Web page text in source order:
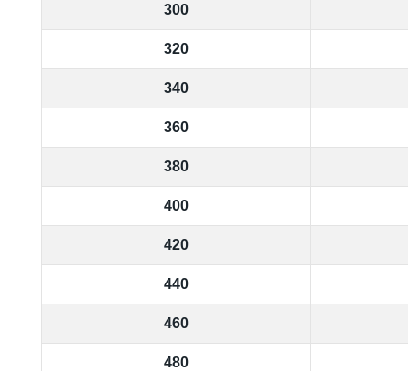
300
320
340
360
380
400
420
440
460
480